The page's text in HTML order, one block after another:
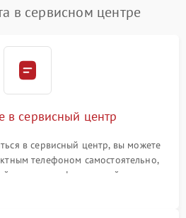
в сервисном центре
в сервисный центр
в сервисный центр, вы можете
телефоном самостоятельно,
номер телефона на сайте